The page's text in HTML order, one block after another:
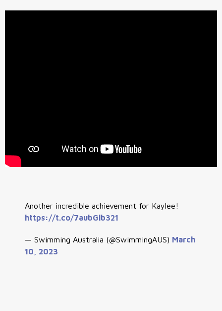
Another incredible achievement for Kaylee!
https://t.co/7aubGlb321
— Swimming Australia (@SwimmingAUS) March
10, 2023